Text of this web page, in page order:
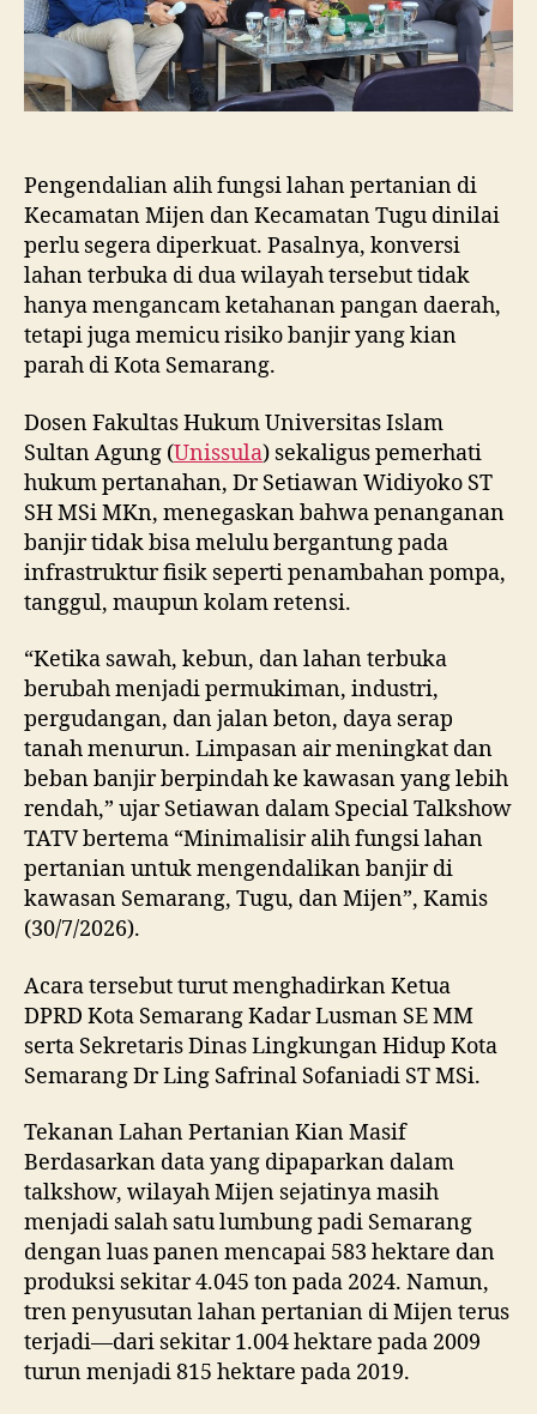
Semarang
Pengendalian alih fungsi lahan pertanian di
Kecamatan Mijen dan Kecamatan Tugu dinilai
perlu segera diperkuat. Pasalnya, konversi
lahan terbuka di dua wilayah tersebut tidak
hanya mengancam ketahanan pangan daerah,
tetapi juga memicu risiko banjir yang kian
parah di Kota Semarang.
Dosen Fakultas Hukum Universitas Islam
Sultan Agung (Unissula) sekaligus pemerhati
hukum pertanahan, Dr Setiawan Widiyoko ST
SH MSi MKn, menegaskan bahwa penanganan
banjir tidak bisa melulu bergantung pada
infrastruktur fisik seperti penambahan pompa,
tanggul, maupun kolam retensi.
“Ketika sawah, kebun, dan lahan terbuka
berubah menjadi permukiman, industri,
pergudangan, dan jalan beton, daya serap
tanah menurun. Limpasan air meningkat dan
beban banjir berpindah ke kawasan yang lebih
rendah,” ujar Setiawan dalam Special Talkshow
TATV bertema “Minimalisir alih fungsi lahan
pertanian untuk mengendalikan banjir di
kawasan Semarang, Tugu, dan Mijen”, Kamis
(30/7/2026).
Acara tersebut turut menghadirkan Ketua
DPRD Kota Semarang Kadar Lusman SE MM
serta Sekretaris Dinas Lingkungan Hidup Kota
Semarang Dr Ling Safrinal Sofaniadi ST MSi.
Tekanan Lahan Pertanian Kian Masif
Berdasarkan data yang dipaparkan dalam
talkshow, wilayah Mijen sejatinya masih
menjadi salah satu lumbung padi Semarang
dengan luas panen mencapai 583 hektare dan
produksi sekitar 4.045 ton pada 2024. Namun,
tren penyusutan lahan pertanian di Mijen terus
terjadi—dari sekitar 1.004 hektare pada 2009
turun menjadi 815 hektare pada 2019.